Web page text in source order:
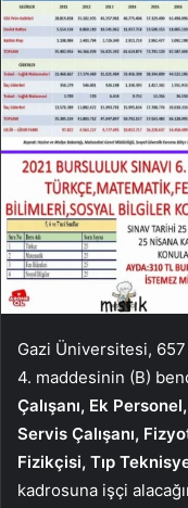
Gazi Üniversitesi, 657
4. maddesinin (B)
Çalışanı, Ek
Servis Çalışanı,
Fizikçisi, Tıp
kadrosuna işçi